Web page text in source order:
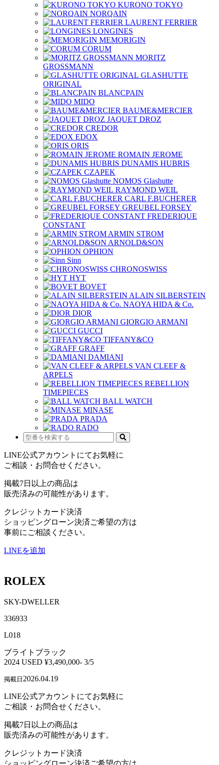
KURONO TOKYO
NORQAIN
LAURENT FERRIER
LONGINES
MEMORIGIN
CORUM
MORITZ
GROSSMANN
GLASHUTTE
ORIGINAL
BLANCPAIN
MIDO
BAUME&MERCIER
JAQUET DROZ
CREDOR
EDOX
ORIS
ROMAIN JEROME
DUNAMIS HUBRIS
CZAPEK
NOMOS Glashutte
RAYMOND WEIL
CARL F.BUCHERER
GREUBEL FORSEY
FREDERIQUE
CONSTANT
ARMIN STROM
ARNOLD&SON
OPHION
Sinn
CHRONOSWISS
HYT
BOVET
ALAIN SILBERSTEIN
NAOYA HIDA & Co.
DIOR
GIORGIO ARMANI
GUCCI
TIFFANY&CO
GRAFF
DAMIANI
VAN CLEEF &
ARPELS
REBELLION
TIMEPIECES
BALL WATCH
MINASE
PRADA
RADO
LINE公式アカウントにてお気軽に
ご相談・お問合せください。
掲載7日以上の商品は
販売済みの可能性があります。
クレジットカード決済
ショッピングローン決済ご希望の方は
事前にご相談ください。
LINEを追加
ROLEX
SKY-DWELLER
336933
L018
ブライトブラック
2024 USED ¥3,490,000- 3/5
掲載日 2026.04.19
LINE公式アカウントにてお気軽に
ご相談・お問合せください。
掲載7日以上の商品は
販売済みの可能性があります。
クレジットカード決済
ショッピングローン決済ご希望の方は